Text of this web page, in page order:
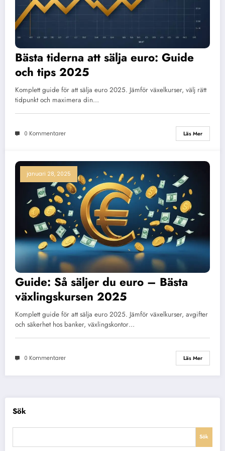
Bästa tiderna att sälja euro: Guide
och tips 2025
Komplett guide för att sälja euro 2025. Jämför växelkurser, välj rätt
tidpunkt och maximera din…
0 Kommentarer Läs Mer
januari 28, 2025
Guide: Så säljer du euro – Bästa
växlingskursen 2025
Komplett guide för att sälja euro 2025. Jämför växelkurser, avgifter
och säkerhet hos banker, växlingskontor…
0 Kommentarer Läs Mer
Sök
Sök